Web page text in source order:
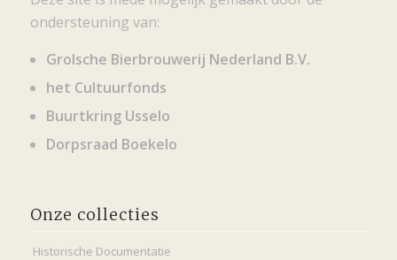
ondersteuning van:
Grolsche Bierbrouwerij Nederland B.V.
het Cultuurfonds
Buurtkring Usselo
Dorpsraad Boekelo
Onze collecties
Historische Documentatie